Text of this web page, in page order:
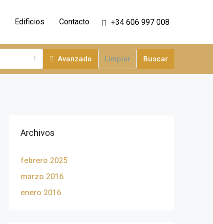
Edificios Contacto +34 606 997 008
Avanzado Limpiar Buscar
Archivos
febrero 2025
marzo 2016
enero 2016